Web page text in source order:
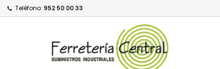
Teléfono: 952 50 00 33